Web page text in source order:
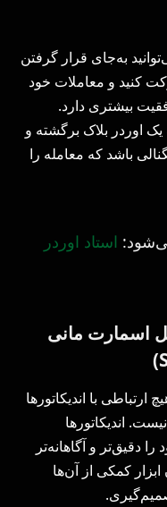
به‌جای قرار گرفتن
کنید و معاملات خود
بیشتری دارد.
اوردر بلاک برگشته و
باشد که معامله را
استاد اوردر
اسمارت مانی
با اندیکاتورها
اندیکاتورها
دقیق‌تر و آگاهانه‌تر
کمکی از آن‌ها